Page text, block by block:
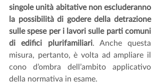
singole unità abitative non escluderanno
la possibilità di godere della detrazione
sulle spese per i lavori sulle parti comuni
di edifici plurifamiliari. Anche questa
misura, pertanto, è volta ad ampliare il
cono d’ombra dell’ambito applicativo
della normativa in esame.